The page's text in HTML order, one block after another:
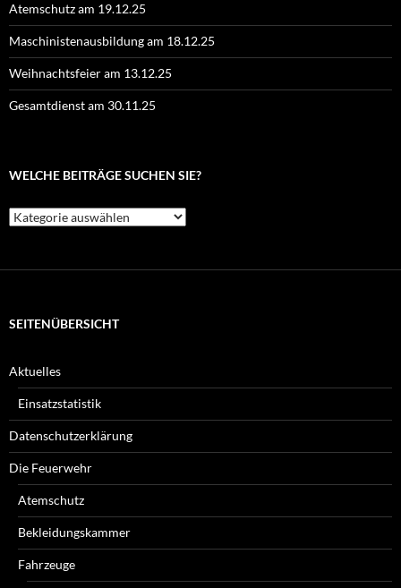
Atemschutz am 19.12.25
Maschinistenausbildung am 18.12.25
Weihnachtsfeier am 13.12.25
Gesamtdienst am 30.11.25
WELCHE BEITRÄGE SUCHEN SIE?
Welche
Beiträge
SEITENÜBERSICHT
Aktuelles
Einsatzstatistik
Datenschutzerklärung
Die Feuerwehr
Atemschutz
Bekleidungskammer
Fahrzeuge